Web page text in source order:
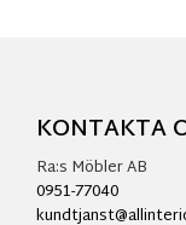
KONTAKTA
Ra:s Möbler AB
0951-77040